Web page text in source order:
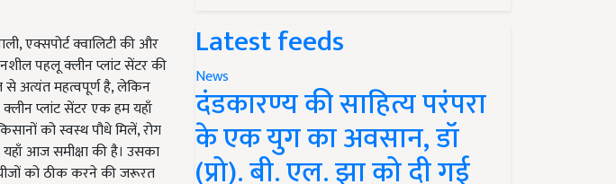
एक्सपोर्ट क्वालिटी की और
पहलू क्लीन प्लांट सेंटर की
से अत्यंत महत्वपूर्ण है, लेकिन
क्लीन प्लांट सेंटर एक हम यहाँ
को स्वस्थ पौधे मिलें, रोग
यहाँ आज समीक्षा की है। उसका
को ठीक करने की जरूरत
Latest feeds
News
दंडकारण्य की साहित्य परंपरा
के एक युग का अवसान, डॉ
(प्रो). बी. एल. झा को दी गई